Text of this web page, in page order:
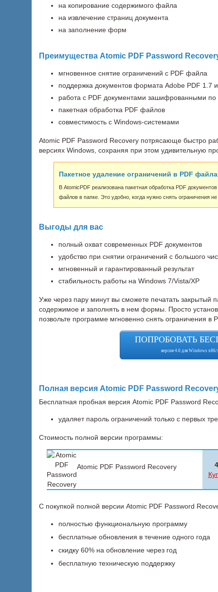
на копирование содержимого файла
на извлечение страниц документа
на заполнение форм
Преимущества Atomic PDF Password
мгновенное снятие ограничений с PDF файла
поддержка документов формата Adobe PDF 1.7
работа с PDF документами зашифрованными по
пакетная обработка PDF файлов
совместимость с Windows-системами
Atomic PDF Password Recovery потрясающе быстро
версиях Windows, сохраняя при этом удивительную
Пакетное удаление ограничений в PDF
В AtomicPDF реализована пакетная обработка PDF
файлов в папке. Это удобно, когда нужно снять ограничения
Выгоды для вас
полный охват современных PDF документов
удобство при снятии ограничений с большого
мгновенный и гарантированный результат
стабильность работы на Windows 7/Vista/XP
Уже через пару минут вы сможете печатать закрытый
содержимое и заполнять в нем формы. Просто
позвольте программе мгновенно снять ограничения в
ПОПРОБОВАТЬ
версия 4.0 для Windows
Полная версия Atomic PDF Password
Бесплатная пробная версия Atomic PDF Password
удаляет пароль ограничений только с первых
Стоимость полной версии программы:
Atomic PDF Password Recovery
С покупкой полной версии Atomic PDF Password
полностью функциональную программу
бесплатные обновления в течение одного года
скидку 60% на обновление через год
бесплатную техническую поддержку